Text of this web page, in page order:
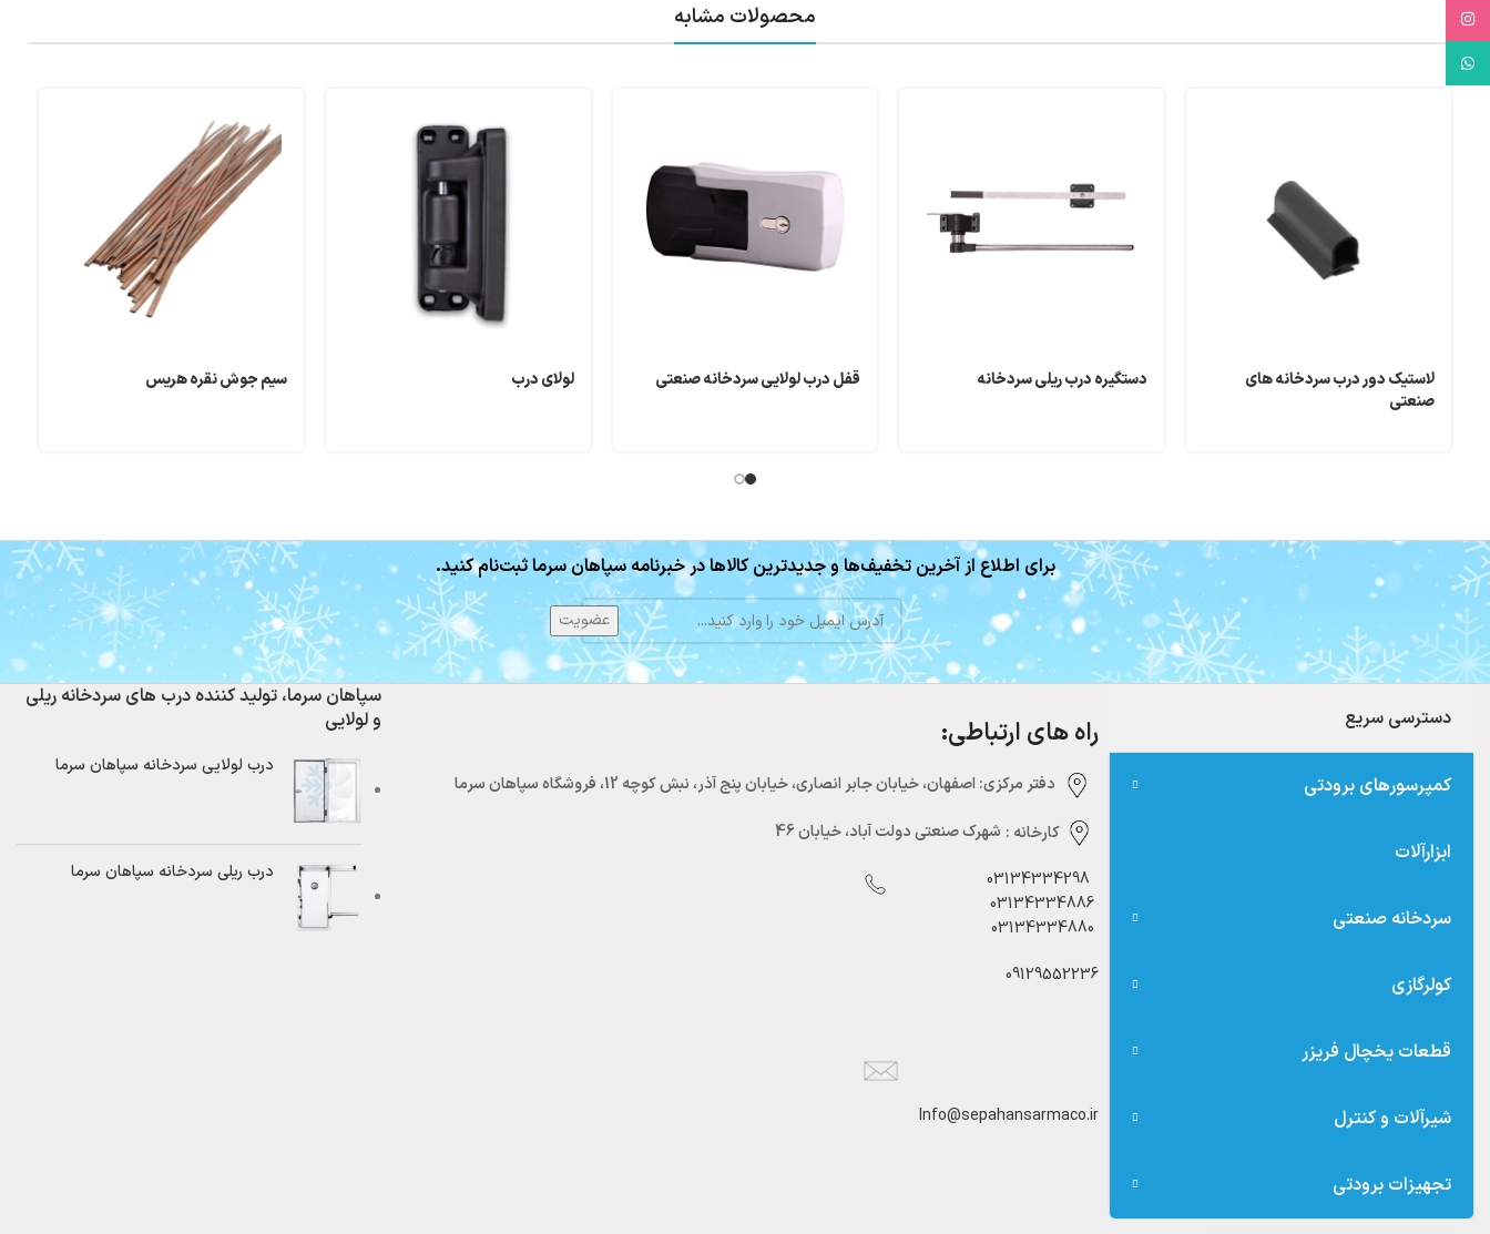
محصولات مشابه
لاستیک دور درب سردخانه های
صنعتی
دستگیره درب ریلی سردخانه قفل درب لولایی سردخانه صنعتی لولای درب سیم جوش نقره هریس
برای اطلاع از آخرین تخفیف‌ها و جدیدترین کالاها در خبرنامه سپاهان سرما ثبت‌نام کنید.
دسترسی سریع
کمپرسورهای برودتی
ابزارآلات
سردخانه صنعتی
کولرگازی
قطعات یخچال فریزر
شیرآلات و کنترل
تجهیزات برودتی
راه های ارتباطی:
دفتر مرکزی:‌ اصفهان، خیابان جابر انصاری، خیابان پنج آذر، نبش کوچه 12، فروشگاه سپاهان سرما
کارخانه : شهرک صنعتی دولت آباد، خیابان 46
03134334298
03134334886
03134334880
09129552236
Info@sepahansarmaco.ir
سپاهان سرما، تولید کننده درب های سردخانه ریلی
و لولایی
درب لولایی سردخانه سپاهان سرما
درب ریلی سردخانه سپاهان سرما